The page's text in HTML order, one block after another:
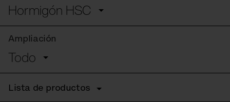
Hormigón HSC
Ampliación
Todo
Lista de productos